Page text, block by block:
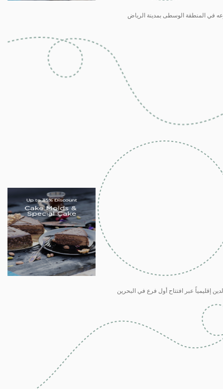
في المنطقة الوسطى بمدينة الرياض
إقليمياً عبر افتتاح أول فرع في البحرين